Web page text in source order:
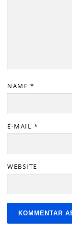
NAME *
E-MAIL *
WEBSITE